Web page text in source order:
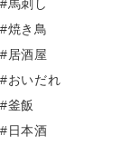
#馬刺し
#焼き鳥
#居酒屋
#おいだれ
#釜飯
#日本酒